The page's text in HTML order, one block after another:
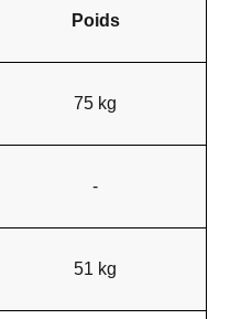
Poids
75 kg
-
51 kg